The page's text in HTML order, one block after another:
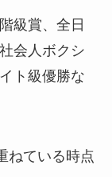
級賞、全日
会人ボクシ
ト級優勝な
ねている時点